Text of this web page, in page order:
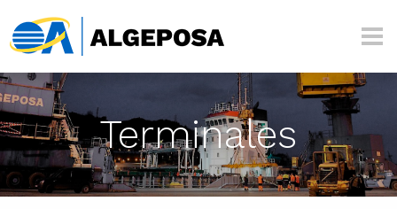
Algeposa
Terminales